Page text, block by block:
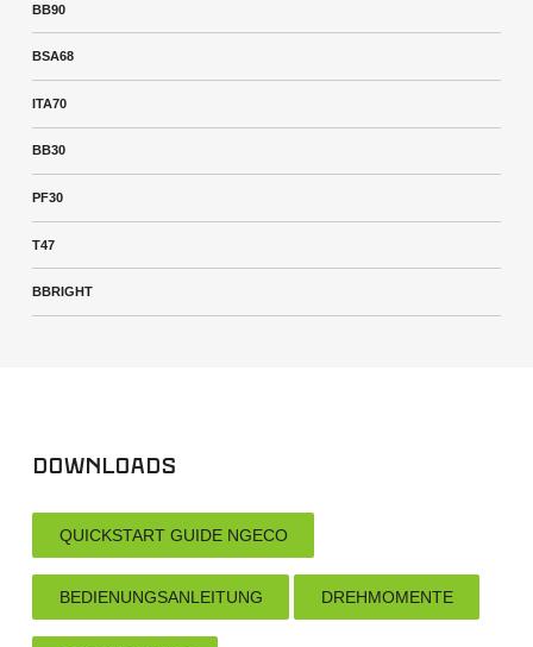
BB90
BSA68
ITA70
BB30
PF30
T47
BBRIGHT
Downloads
QUICKSTART GUIDE NGECO
BEDIENUNGSANLEITUNG DREHMOMENTE